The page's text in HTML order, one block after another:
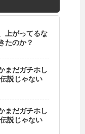
上がってるな
たのか？
まだガチホし
説じゃない
まだガチホし
説じゃない